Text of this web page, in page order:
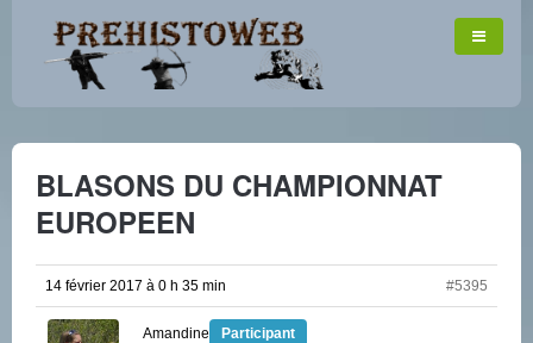
BLASONS DU CHAMPIONNAT
EUROPEEN
14 février 2017 à 0 h 35 min #5395
Amandine
Participant